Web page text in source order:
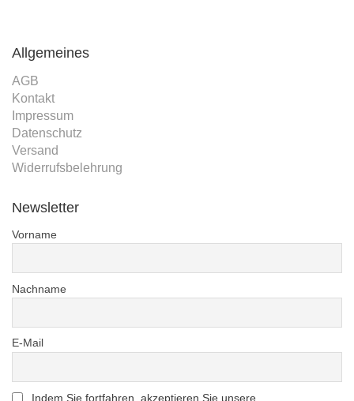
Allgemeines
AGB
Kontakt
Impressum
Datenschutz
Versand
Widerrufsbelehrung
Newsletter
Vorname
Nachname
E-Mail
Indem Sie fortfahren, akzeptieren Sie unsere